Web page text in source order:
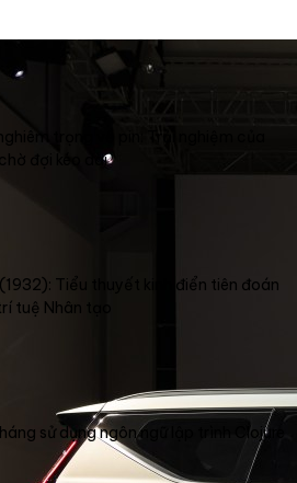
trọng về pin: Trải nghiệm của
đợi kéo dài
Tiểu thuyết kinh điển tiên đoán
tuệ Nhân tạo
sử dụng ngôn ngữ lập trình Clojure